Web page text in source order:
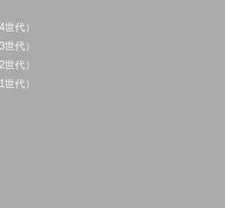
代）
代）
代）
代）